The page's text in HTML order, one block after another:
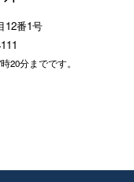
12番1号
20分までです。